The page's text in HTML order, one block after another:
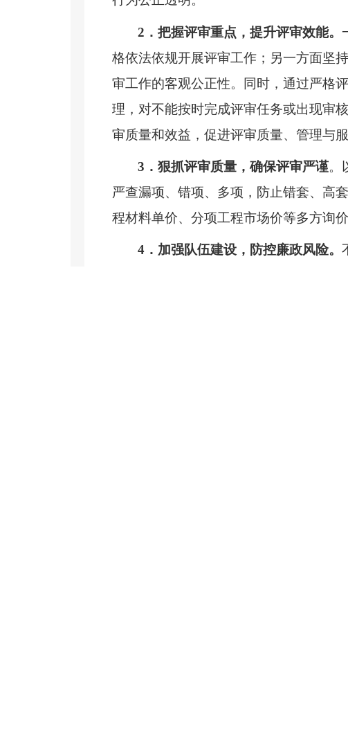
2 ．把握评审重点，提升评审效能。
格依法依规开展评审工作；另一方面坚
审工作的客观公正性。同时，通过严格
理，对不能按时完成评审任务或出现审
审质量和效益，促进评审质量、管理与服
3 ．狠抓评审质量，确保评审严谨。
严查漏项、错项、多项，防止错套、高
程材料单价、分项工程市场价等多方询
4 ．加强队伍建设，防控廉政风险。